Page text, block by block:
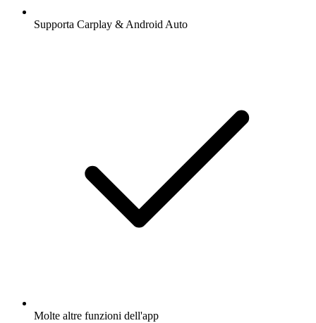
Supporta Carplay & Android Auto
Molte altre funzioni dell'app